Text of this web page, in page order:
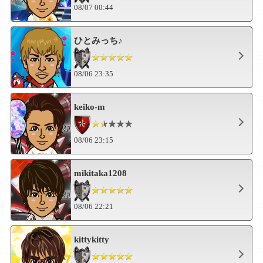
08/07 00:44
ひとみっち♪
08/06 23:35
keiko-m
08/06 23:15
mikitaka1208
08/06 22:21
kittykitty